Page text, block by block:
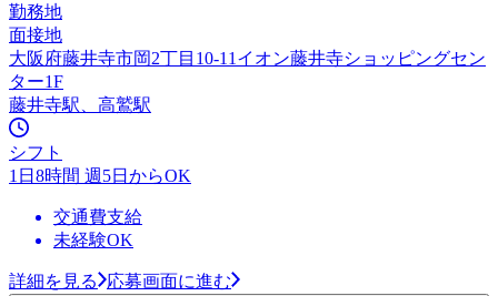
勤務地
面接地
大阪府藤井寺市岡2丁目10-11イオン藤井寺ショッピングセン
ター1F
藤井寺駅、高鷲駅
シフト
1日8時間 週5日からOK
交通費支給
未経験OK
詳細を見る 応募画面に進む